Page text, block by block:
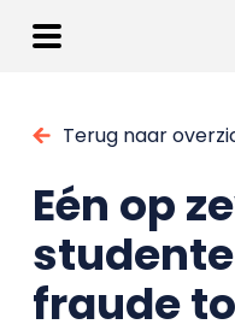
Terug naar
Eén op
fraude